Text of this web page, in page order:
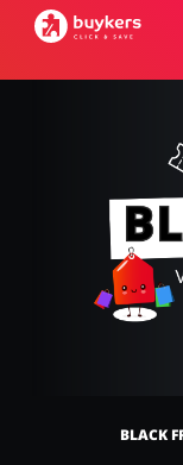
Kancelářské
Obchody
BLACK